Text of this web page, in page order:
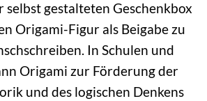
selbst gestalteten Geschenkbox
Origami-Figur als Beigabe zu
In Schulen und
Origami zur Förderung der
und des logischen Denkens